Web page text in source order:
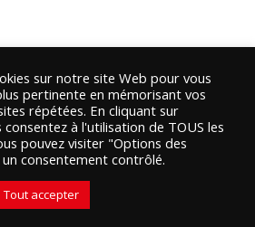
sur notre site Web pour vous
pertinente en mémorisant vos
répétées. En cliquant sur
à l'utilisation de TOUS les
pouvez visiter "Options des
consentement contrôlé.
Tout accepter